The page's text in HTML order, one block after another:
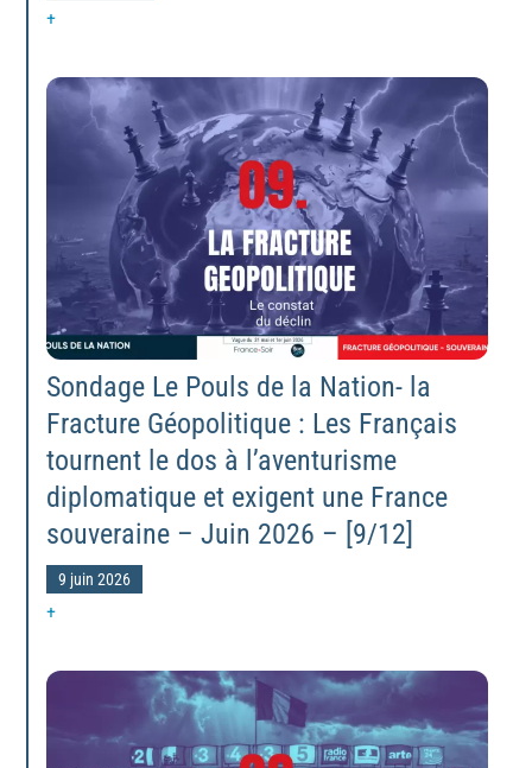
+
Sondage Le Pouls de la Nation- la
Fracture Géopolitique : Les Français
tournent le dos à l’aventurisme
diplomatique et exigent une France
souveraine – Juin 2026 – [9/12]
9 juin 2026
+